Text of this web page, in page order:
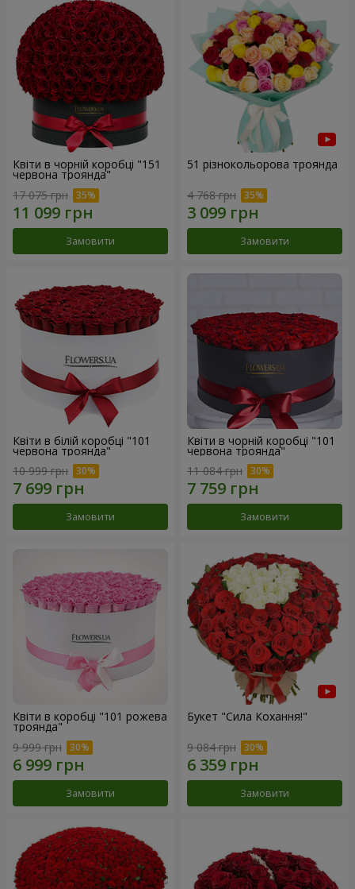
Квіти в чорній коробці "151
червона троянда"
17 075 грн
Замовити
51 різнокольорова троянда
4 768 грн
Замовити
Квіти в білій коробці "101
червона троянда"
10 999 грн
Замовити
Квіти в чорній коробці "101
червона троянда"
11 084 грн
Замовити
Квіти в коробці "101 рожева
троянда"
9 999 грн
Замовити
Букет "Сила Кохання!"
9 084 грн
Замовити